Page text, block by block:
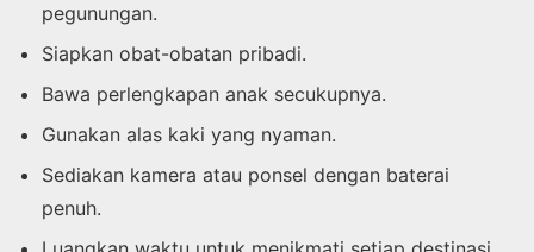
pegunungan.
Siapkan obat-obatan pribadi.
Bawa perlengkapan anak secukupnya.
Gunakan alas kaki yang nyaman.
Sediakan kamera atau ponsel dengan baterai
penuh.